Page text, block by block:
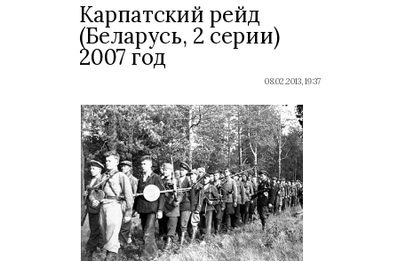
Карпатский рейд
(Беларусь, 2 серии)
2007 год
08.02.2013, 19:37